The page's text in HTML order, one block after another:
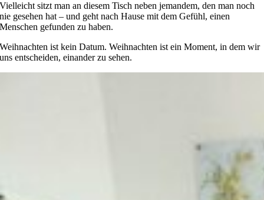
Vielleicht sitzt man an diesem Tisch neben jemandem, den man noch
nie gesehen hat – und geht nach Hause mit dem Gefühl, einen
Menschen gefunden zu haben.
Weihnachten ist kein Datum. Weihnachten ist ein Moment, in dem wir
uns entscheiden, einander zu sehen.